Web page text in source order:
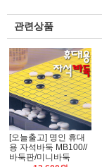
관련상품
[오늘출고] 명인 휴대
용 자석바둑 MB100//
바둑판/미니바둑